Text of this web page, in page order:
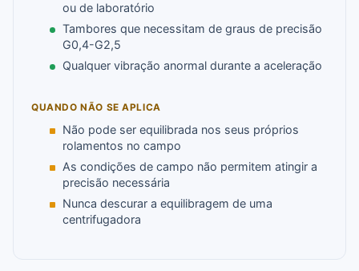
ou de laboratório
Tambores que necessitam de graus de precisão
G0,4-G2,5
Qualquer vibração anormal durante a aceleração
QUANDO NÃO SE APLICA
Não pode ser equilibrada nos seus próprios
rolamentos no campo
As condições de campo não permitem atingir a
precisão necessária
Nunca descurar a equilibragem de uma
centrifugadora